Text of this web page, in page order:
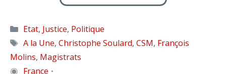
Catégories
Etat, Justice, Politique
Étiquettes
A la Une, Christophe Soulard, CSM, François
Molins, Magistrats
◉ France •